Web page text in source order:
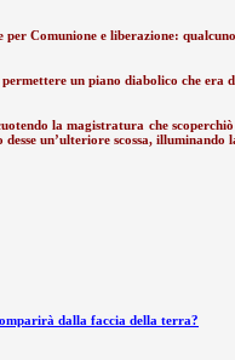
Comunione e liberazione:
un piano diabolico che
la magistratura che
un’ulteriore scossa,
dalla faccia della terra?